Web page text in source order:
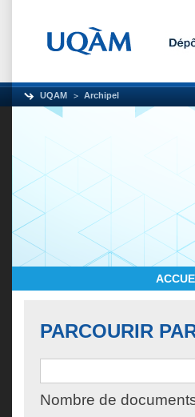
UQAM Archipel
PARCOURIR
Nombre de